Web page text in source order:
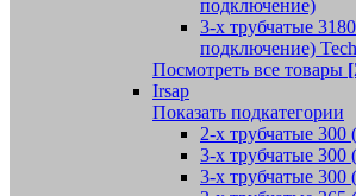
подключение)
3-х трубчатые
подключение)
Посмотреть все товары
Irsap
Показать подкатегории
2-х трубчатые 300
3-х трубчатые 300
3-х трубчатые 300